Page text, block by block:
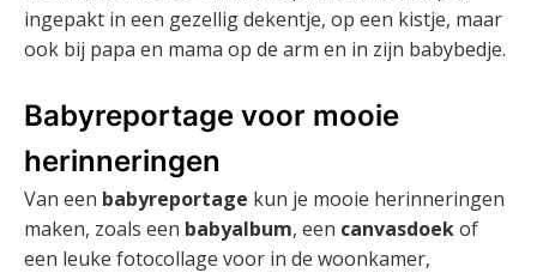
ingepakt in een gezellig dekentje, op een kistje, maar
ook bij papa en mama op de arm en in zijn babybedje.
Babyreportage voor mooie
herinneringen
Van een babyreportage kun je mooie herinneringen
maken, zoals een babyalbum, een canvasdoekof
een leuke fotocollage voor in de woonkamer,